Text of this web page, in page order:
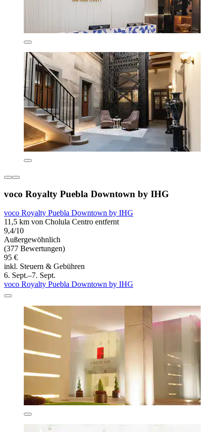
voco Royalty Puebla Downtown by IHG
voco Royalty Puebla Downtown by IHG
11,5 km von Cholula Centro entfernt
9,4/10
Außergewöhnlich
(377 Bewertungen)
95 €
inkl. Steuern & Gebühren
6. Sept.–7. Sept.
voco Royalty Puebla Downtown by IHG